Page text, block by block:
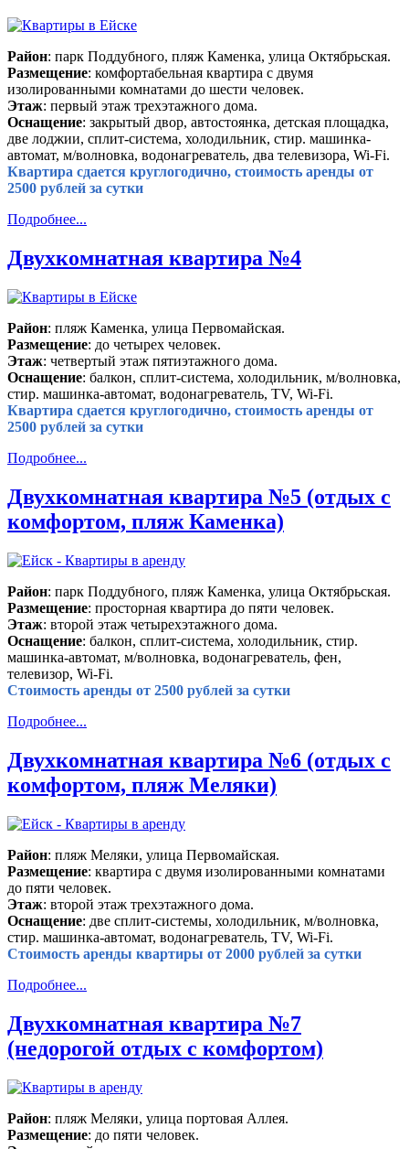
Район: парк Поддубного, пляж Каменка, улица Октябрьская.
Размещение: комфортабельная квартира с двумя
изолированными комнатами до шести человек.
Этаж: первый этаж трехэтажного дома.
Оснащение: закрытый двор, автостоянка, детская площадка,
две лоджии, сплит-система, холодильник, стир. машинка-
автомат, м/волновка, водонагреватель, два телевизора, Wi-Fi.
Квартира сдается круглогодично, стоимость аренды от
2500 рублей за сутки
Подробнее...
Двухкомнатная квартира №4
Район: пляж Каменка, улица Первомайская.
Размещение: до четырех человек.
Этаж: четвертый этаж пятиэтажного дома.
Оснащение: балкон, сплит-система, холодильник, м/волновка,
стир. машинка-автомат, водонагреватель, TV, Wi-Fi.
Квартира сдается круглогодично, стоимость аренды от
2500 рублей за сутки
Подробнее...
Двухкомнатная квартира №5 (отдых с
комфортом, пляж Каменка)
Район: парк Поддубного, пляж Каменка, улица Октябрьская.
Размещение: просторная квартира до пяти человек.
Этаж: второй этаж четырехэтажного дома.
Оснащение: балкон, сплит-система, холодильник, стир.
машинка-автомат, м/волновка, водонагреватель, фен,
телевизор, Wi-Fi.
Стоимость аренды от 2500 рублей за сутки
Подробнее...
Двухкомнатная квартира №6 (отдых с
комфортом, пляж Меляки)
Район: пляж Меляки, улица Первомайская.
Размещение: квартира с двумя изолированными комнатами
до пяти человек.
Этаж: второй этаж трехэтажного дома.
Оснащение: две сплит-системы, холодильник, м/волновка,
стир. машинка-автомат, водонагреватель, TV, Wi-Fi.
Стоимость аренды квартиры от 2000 рублей за сутки
Подробнее...
Двухкомнатная квартира №7
(недорогой отдых с комфортом)
Район: пляж Меляки, улица портовая Аллея.
Размещение: до пяти человек.